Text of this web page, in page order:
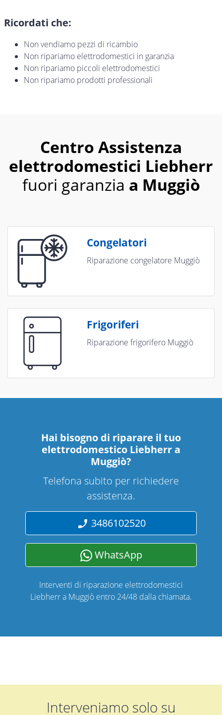
Ricordati che:
Non vendiamo pezzi di ricambio
Non ripariamo elettrodomestici in garanzia
Non ripariamo piccoli elettrodomestici
Non ripariamo prodotti professionali
Centro Assistenza
elettrodomestici Liebherr
fuori garanzia a Muggiò
Congelatori
Riparazione congelatore Muggiò
Frigoriferi
Riparazione frigorifero Muggiò
Hai bisogno di riparare il tuo
elettrodomestico Liebherr a
Muggiò?
Telefona subito per richiedere
assistenza.
3486102520
WhatsApp
Interventi di riparazione elettrodomestici
Liebherr a Muggiò entro 24/48 dalla chiamata.
Interveniamo solo su